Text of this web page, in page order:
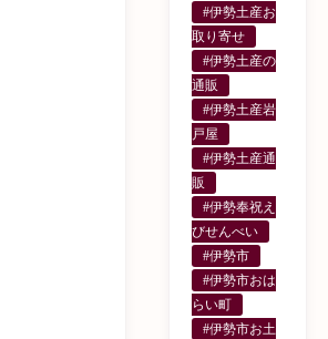
#伊勢土産お
取り寄せ
#伊勢土産の
通販
#伊勢土産岩
戸屋
#伊勢土産通
販
#伊勢奉祝え
びせんべい
#伊勢市
#伊勢市おは
らい町
#伊勢市お土